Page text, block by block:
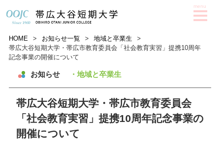
HOME > お知らせ一覧 > 地域と卒業生
>
帯広大谷短期大学・帯広市教育委員会「社会教育実習」提携10周年
記念事業の開催について
お知らせ ・地域と卒業生
帯広大谷短期大学・帯広市教育委員会
「社会教育実習」提携10周年記念事業の
開催について